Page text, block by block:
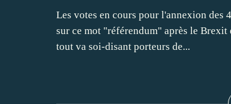
Les votes en cours pour l'annexion des
sur ce mot "référendum" après le Brexit
tout va soi-disant porteurs de...